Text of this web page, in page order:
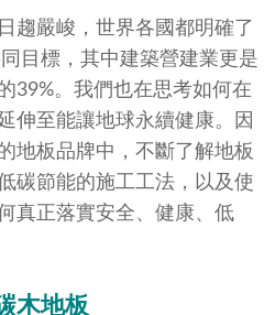
趨嚴峻，世界各國都明確了
目標，其中建築營建業更是
39%。我們也在思考如何在
伸至能讓地球永續健康。因
地板品牌中，不斷了解地板
碳節能的施工工法，以及使
真正落實安全、健康、低
木地板